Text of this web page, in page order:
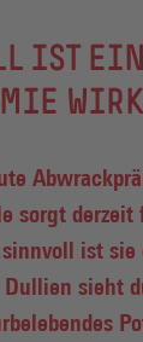
IST
sorgt derzeit
ist
Dullien sieht